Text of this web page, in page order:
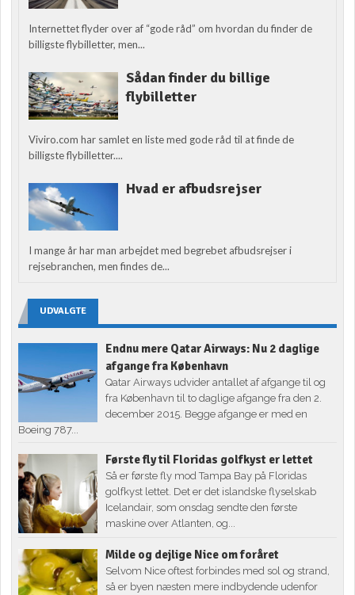
Internettet flyder over af “gode råd” om hvordan du finder de
billigste flybilletter, men...
Sådan finder du billige
flybilletter
Viviro.com har samlet en liste med gode råd til at finde de
billigste flybilletter....
Hvad er afbudsrejser
I mange år har man arbejdet med begrebet afbudsrejser i
rejsebranchen, men findes de...
UDVALGTE
Endnu mere Qatar Airways: Nu 2 daglige
afgange fra København
Qatar Airways udvider antallet af afgange til og
fra København til to daglige afgange fra den 2.
december 2015. Begge afgange er med en
Boeing 787...
Første fly til Floridas golfkyst er lettet
Så er første fly mod Tampa Bay på Floridas
golfkyst lettet. Det er det islandske flyselskab
Icelandair, som onsdag sendte den første
maskine over Atlanten, og...
Milde og dejlige Nice om foråret
Selvom Nice oftest forbindes med sol og strand,
så er byen næsten mere indbydende udenfor